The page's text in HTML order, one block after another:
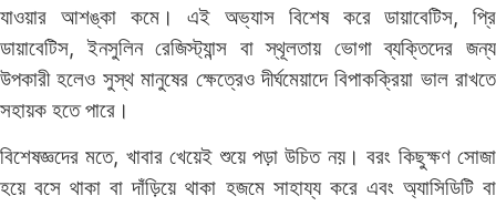
যাওয়ার আশঙ্কা কমে। এই অভ্যাস বিশেষ করে ডায়াবেটিস, প্রি
ডায়াবেটিস, ইনসুলিন রেজিস্ট্যান্স বা স্থূলতায় ভোগা ব্যক্তিদের জন্য
উপকারী হলেও সুস্থ মানুষের ক্ষেত্রেও দীর্ঘমেয়াদে বিপাকক্রিয়া ভাল রাখতে
সহায়ক হতে পারে।
বিশেষজ্ঞদের মতে, খাবার খেয়েই শুয়ে পড়া উচিত নয়। বরং কিছুক্ষণ সোজা
হয়ে বসে থাকা বা দাঁড়িয়ে থাকা হজমে সাহায্য করে এবং অ্যাসিডিটি বা